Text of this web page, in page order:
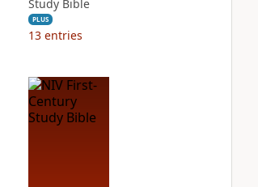
Study Bible
PLUS
13 entries